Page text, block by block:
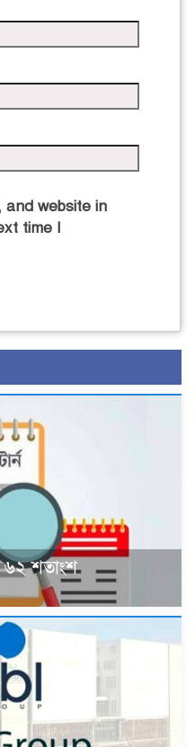
and website in
time I
৬২ শতাংশ